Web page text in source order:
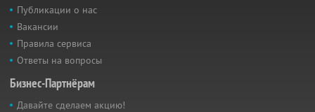
Публикации о нас
Вакансии
Правила сервиса
Ответы на вопросы
Бизнес-Партнёрам
Давайте сделаем акцию!